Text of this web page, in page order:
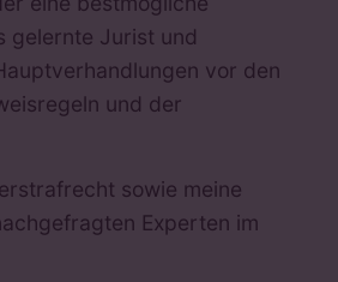
gelernte Jurist und
vor den
und der
sowie meine
Experten im